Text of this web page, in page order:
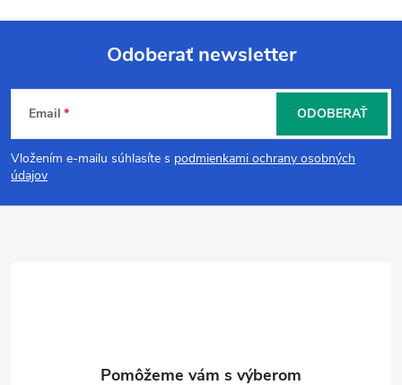
Z
á
p
Odoberať newsletter
Email
Vložením e-mailu súhlasíte s podmienkami ochrany osobných
údajov
ODOBERAŤ